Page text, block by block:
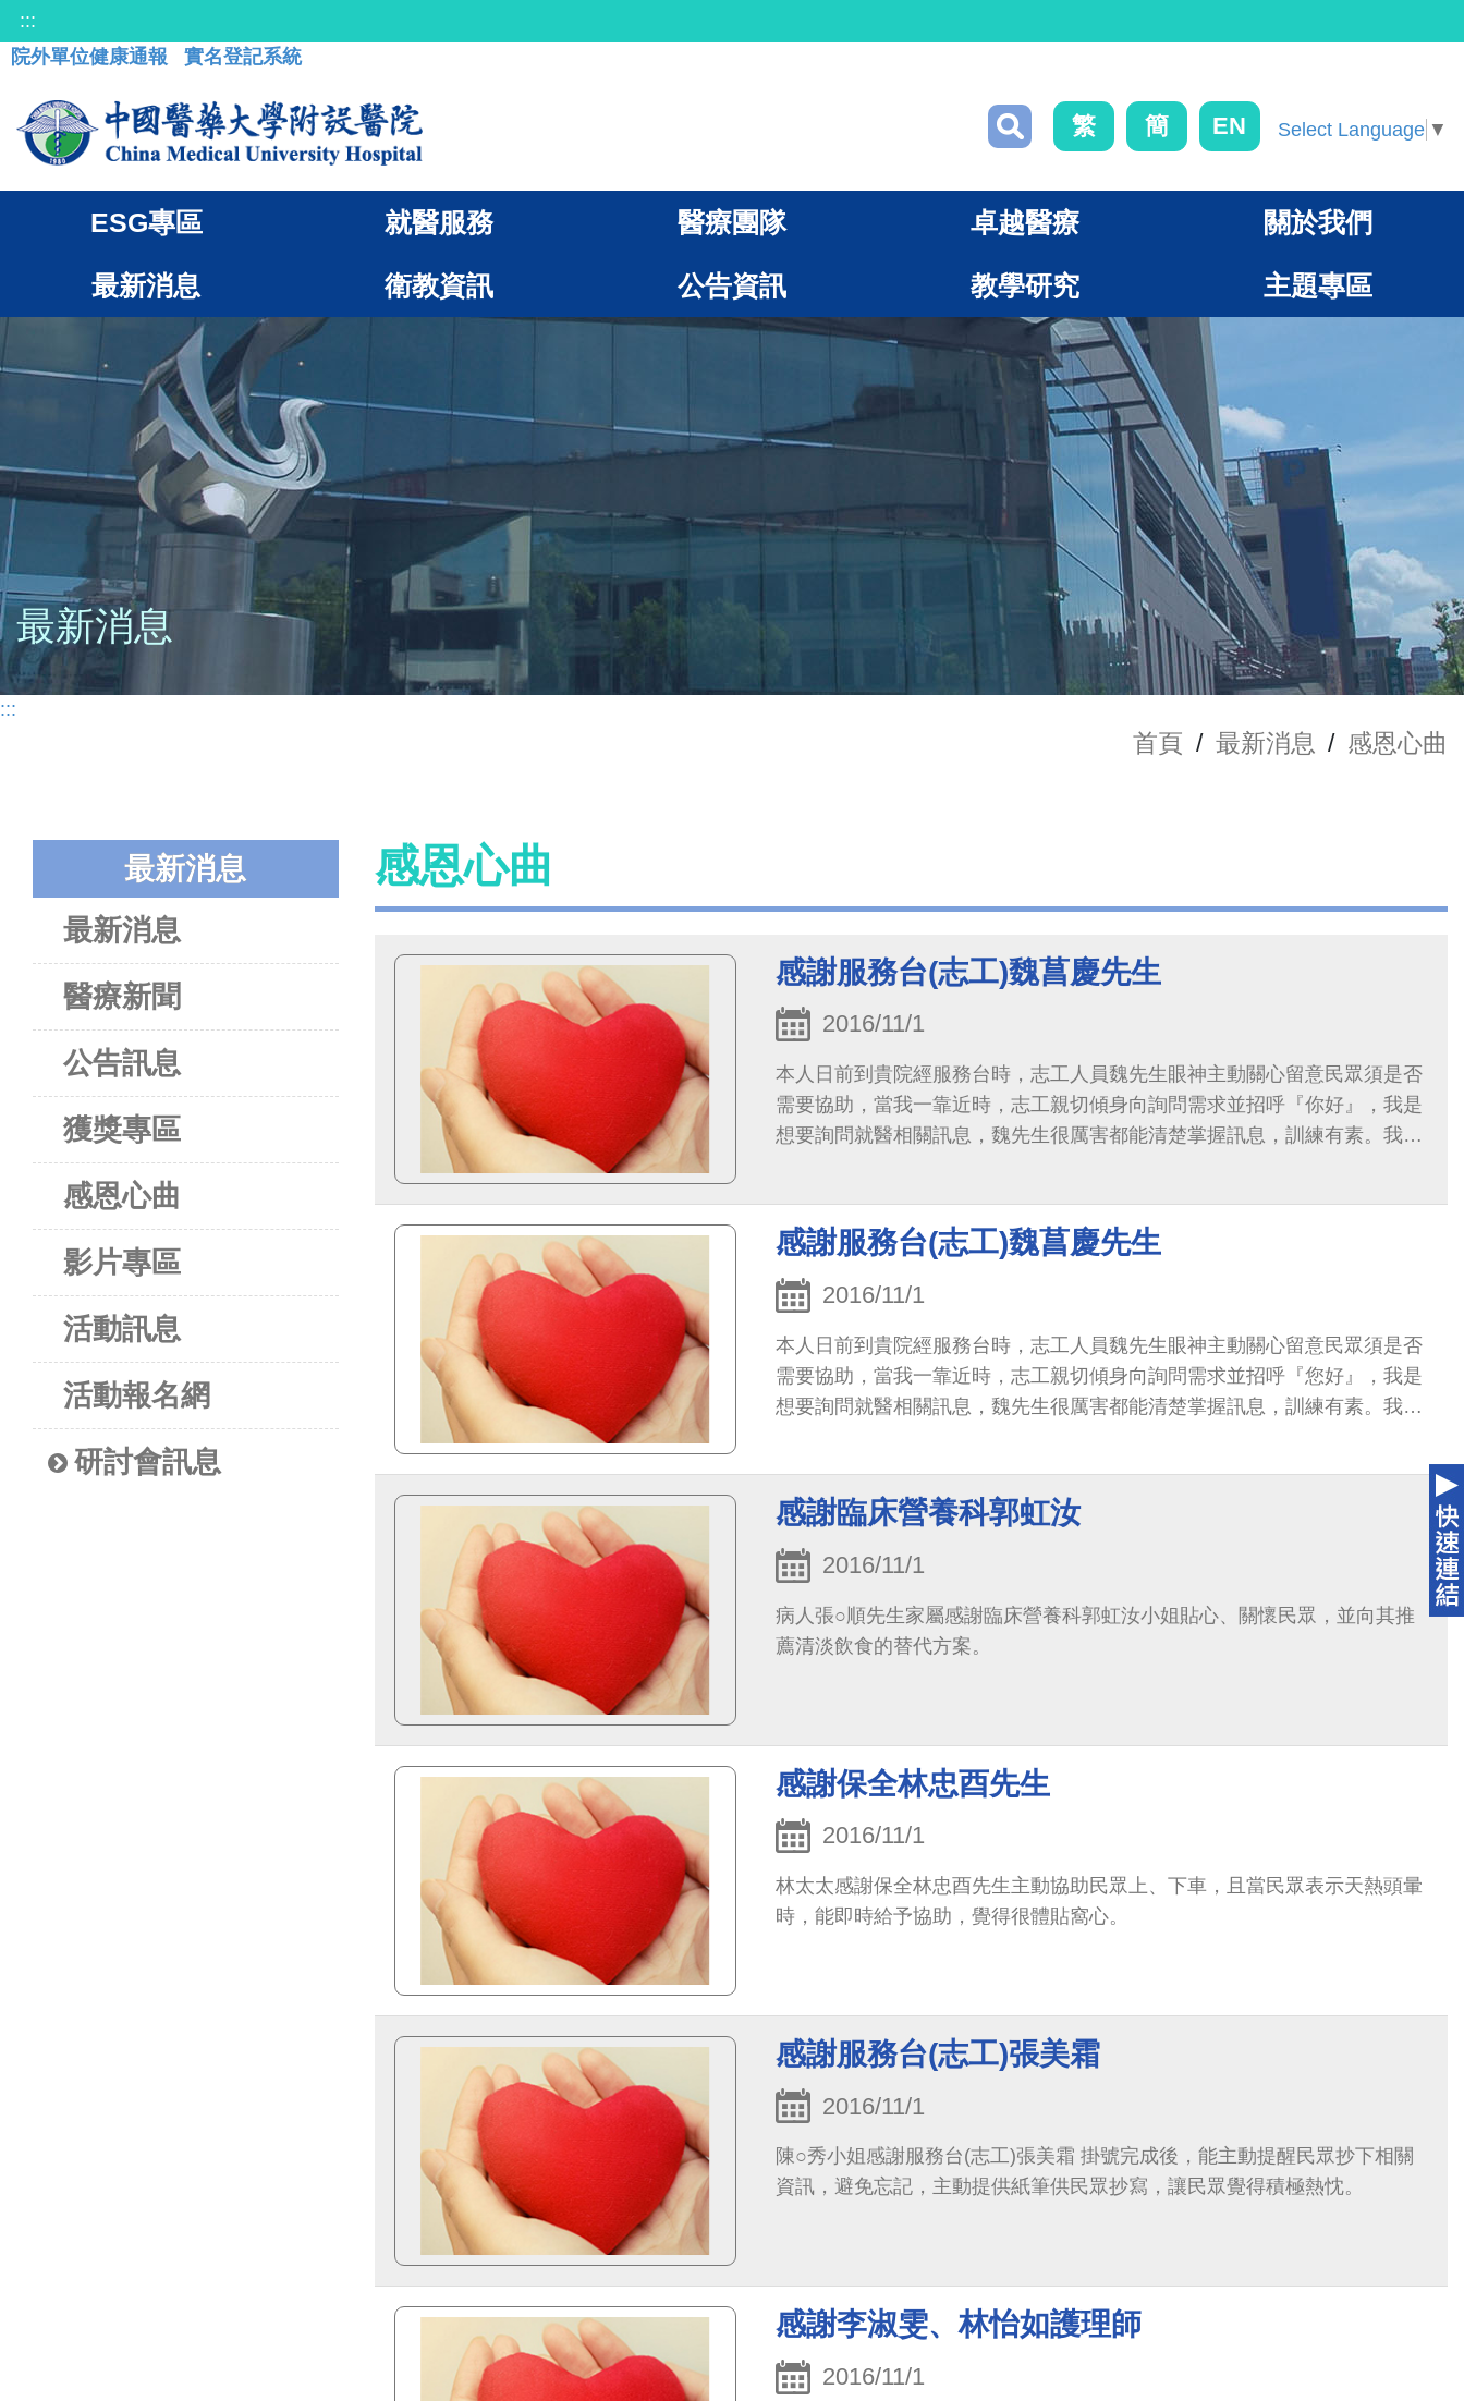
:::
院外單位健康通報
實名登記系統
繁 簡 EN Select Language ▼
ESG專區 就醫服務 醫療團隊 卓越醫療 關於我們
最新消息 衛教資訊 公告資訊 教學研究 主題專區
最新消息
:::
首頁 / 最新消息 / 感恩心曲
最新消息
最新消息
醫療新聞
公告訊息
獲獎專區
感恩心曲
影片專區
活動訊息
活動報名網
研討會訊息
感恩心曲
感謝服務台(志工)魏菖慶先生
2016/11/1
本人日前到貴院經服務台時，志工人員魏先生眼神主動關心留意民眾須是否
需要協助，當我一靠近時，志工親切傾身向詢問需求並招呼『你好』，我是
想要詢問就醫相關訊息，魏先生很厲害都能清楚掌握訊息，訓練有素。我比
感謝服務台(志工)魏菖慶先生
2016/11/1
本人日前到貴院經服務台時，志工人員魏先生眼神主動關心留意民眾須是否
需要協助，當我一靠近時，志工親切傾身向詢問需求並招呼『您好』，我是
想要詢問就醫相關訊息，魏先生很厲害都能清楚掌握訊息，訓練有素。我比
感謝臨床營養科郭虹汝
2016/11/1
病人張○順先生家屬感謝臨床營養科郭虹汝小姐貼心、關懷民眾，並向其推
薦清淡飲食的替代方案。
感謝保全林忠酉先生
2016/11/1
林太太感謝保全林忠酉先生主動協助民眾上、下車，且當民眾表示天熱頭暈
時，能即時給予協助，覺得很體貼窩心。
感謝服務台(志工)張美霜
2016/11/1
陳○秀小姐感謝服務台(志工)張美霜 掛號完成後，能主動提醒民眾抄下相關
資訊，避免忘記，主動提供紙筆供民眾抄寫，讓民眾覺得積極熱忱。
感謝李淑雯、林怡如護理師
2016/11/1